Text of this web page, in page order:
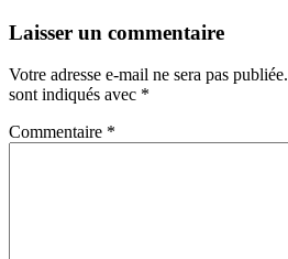
Laisser un commentaire
Votre adresse e-mail ne sera pas publiée.
sont indiqués avec *
Commentaire *